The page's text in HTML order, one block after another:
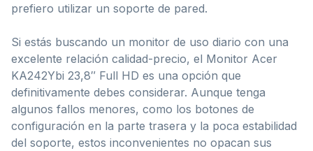
prefiero utilizar un soporte de pared.
Si estás buscando un monitor de uso diario con una
excelente relación calidad-precio, el Monitor Acer
KA242Ybi 23,8″ Full HD es una opción que
definitivamente debes considerar. Aunque tenga
algunos fallos menores, como los botones de
configuración en la parte trasera y la poca estabilidad
del soporte, estos inconvenientes no opacan sus